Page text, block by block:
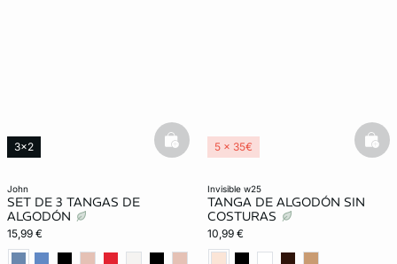
john
SET DE 3 TANGAS DE
ALGODÓN
15,99 €
3x2 basketfull
invisible w25
TANGA DE ALGODÓN SIN
COSTURAS
10,99 €
5 x 35€